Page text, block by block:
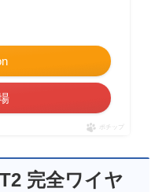
ポチップ
完全ワイヤ